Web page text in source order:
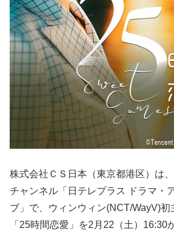
株式会社ＣＳ日本（東京都港区）は
チャンネル「日テレプラス ドラマ・
ブ」で、ウィンウィン(NCT/WayV)初
「25時間恋愛」を2月22（土）16:30